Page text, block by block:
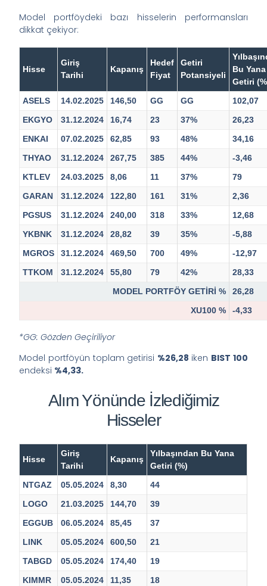
Model portföydeki bazı hisselerin performansları
dikkat çekiyor:
Hisse
Giriş
Tarihi
Kapanış
Hedef
Fiyat
Getiri
Potansiyeli
Bu Yana
Getiri
ASELS
14.02.2025 146,50 GG GG
102,07
EKGYO
31.12.2024 16,74 23 37%
26,23
ENKAI
07.02.2025 62,85 93 48%
34,16
THYAO
31.12.2024 267,75 385 44%
-3,46
KTLEV
24.03.2025 8,06 11 37%
79
GARAN
31.12.2024 122,80 161 31%
2,36
PGSUS
31.12.2024 240,00 318 33%
12,68
YKBNK
31.12.2024 28,82 39 35%
-5,88
MGROS
31.12.2024 469,50 700 49%
-12,97
TTKOM
31.12.2024 55,80 79 42%
28,33
MODEL PORTFÖY GETİRİ %
26,28
XU100 %
-4,33
*GG: Gözden Geçiriliyor
Model portföyün toplam getirisi %26,28 iken BIST 100
endeksi %4,33.
Alım Yönünde İzlediğimiz
Hisseler
Hisse
Giriş
Tarihi
Kapanış
Yılbaşından Bu Yana
Getiri (%)
NTGAZ
05.05.2024 8,30
44
LOGO
21.03.2025 144,70
39
EGGUB
06.05.2024 85,45
37
LINK
05.05.2024 600,50
21
TABGD
05.05.2024 174,40
19
KIMMR
05.05.2024 11,35 18